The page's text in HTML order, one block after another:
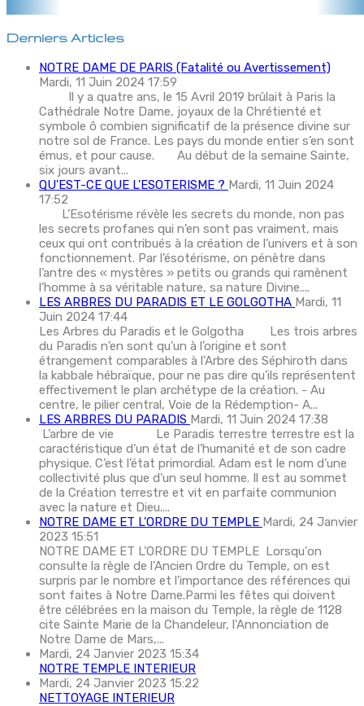
Derniers Articles
NOTRE DAME DE PARIS (Fatalité ou Avertissement)
Mardi, 11 Juin 2024 17:59
Il y a quatre ans, le 15 Avril 2019 brûlait à Paris la
Cathédrale Notre Dame, joyaux de la Chrétienté et
symbole ô combien significatif de la présence divine sur
notre sol de France. Les pays du monde entier s’en sont
émus, et pour cause. Au début de la semaine Sainte,
six jours avant...
QU'EST-CE QUE L'ESOTERISME ? Mardi, 11 Juin 2024
17:52
L’Esotérisme révèle les secrets du monde, non pas
les secrets profanes qui n’en sont pas vraiment, mais
ceux qui ont contribués à la création de l’univers et à son
fonctionnement. Par l’ésotérisme, on pénètre dans
l’antre des « mystères » petits ou grands qui ramènent
l’homme à sa véritable nature, sa nature Divine....
LES ARBRES DU PARADIS ET LE GOLGOTHA Mardi, 11
Juin 2024 17:44
Les Arbres du Paradis et le Golgotha Les trois arbres
du Paradis n’en sont qu’un à l’origine et sont
étrangement comparables à l’Arbre des Séphiroth dans
la kabbale hébraïque, pour ne pas dire qu’ils représentent
effectivement le plan archétype de la création. - Au
centre, le pilier central, Voie de la Rédemption- A...
LES ARBRES DU PARADIS Mardi, 11 Juin 2024 17:38
L’arbre de vie Le Paradis terrestre terrestre est la
caractéristique d’un état de l’humanité et de son cadre
physique. C’est l’état primordial. Adam est le nom d’une
collectivité plus que d’un seul homme. Il est au sommet
de la Création terrestre et vit en parfaite communion
avec la nature et Dieu....
NOTRE DAME ET L'ORDRE DU TEMPLE Mardi, 24 Janvier
2023 15:51
NOTRE DAME ET L'ORDRE DU TEMPLE Lorsqu'on
consulte la règle de l'Ancien Ordre du Temple, on est
surpris par le nombre et l'importance des références qui
sont faites à Notre Dame.Parmi les fêtes qui doivent
être célébrées en la maison du Temple, la règle de 1128
cite Sainte Marie de la Chandeleur, l'Annonciation de
Notre Dame de Mars,...
Mardi, 24 Janvier 2023 15:34
NOTRE TEMPLE INTERIEUR
Mardi, 24 Janvier 2023 15:22
NETTOYAGE INTERIEUR